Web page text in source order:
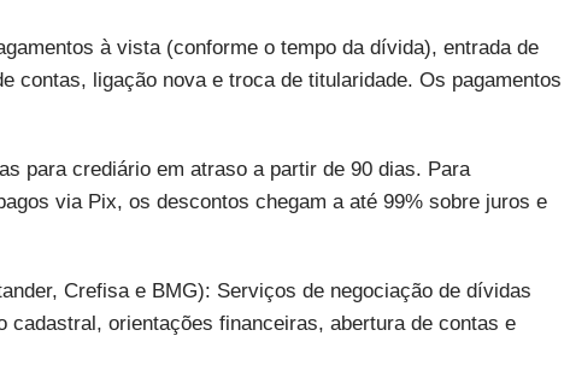
à vista (conforme o tempo da dívida), entrada de
contas, ligação nova e troca de titularidade. Os pagamentos
para crediário em atraso a partir de 90 dias. Para
via Pix, os descontos chegam a até 99% sobre juros e
Crefisa e BMG): Serviços de negociação de dívidas
cadastral, orientações financeiras, abertura de contas e